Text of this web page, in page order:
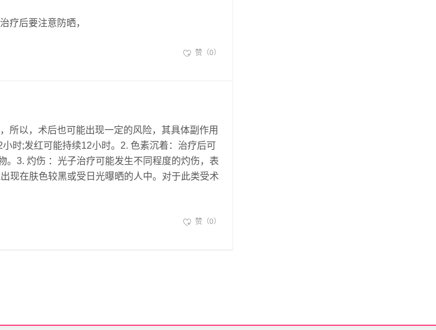
疗后要注意防晒，
赞（0）
所以，术后也可能出现一定的风险，其具体副作用
时;发红可能持续12小时。2. 色素沉着：治疗后可
3. 灼伤 ：光子治疗可能发生不同程度的灼伤，表
现在肤色较黑或受日光曝晒的人中。对于此类受术
赞（0）